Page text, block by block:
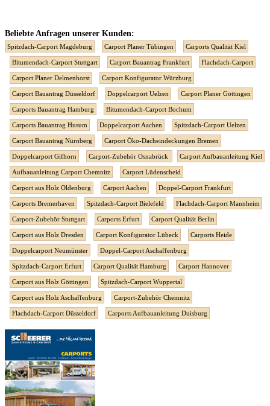
Beliebte Anfragen unserer Kunden:
Spitzdach-Carport Magdeburg Carport Planer Tübingen Carports Qualität Kiel
Bitumendach-Carport Stuttgart Carport Bauantrag Frankfurt Flachdach-Carport
Carport Planer Delmenhorst Carport Konfigurator Würzburg
Carport Bauantrag Düsseldorf Doppelcarport Uelzen Carport Planer Göttingen
Carports Bauantrag Hamburg Bitumendach-Carport Bochum
Carports Bauantrag Husum Doppelcarport Aachen Spitzdach-Carport Uelzen
Carport Bauantrag Nürnberg Carport Öko-Dacheindeckungen Bremen
Doppelcarport Gifhorn Carport-Zubehör Osnabrück Carport Aufbauanleitung Kiel
Aufbauanleitung Carport Chemnitz Carport Lüdenscheid
Carport aus Holz Oldenburg Carport Aachen Doppel-Carport Frankfurt
Carports Bremerhaven Spitzdach-Carport Bielefeld Flachdach-Carport Mannheim
Carport-Zubehör Stuttgart Carports Erfurt Carport Qualität Berlin
Carport aus Holz Dresden Carport Konfigurator Lübeck Carports Heide
Doppelcarport Neumünster Doppel-Carport Aschaffenburg
Spitzdach-Carport Erfurt Carport Qualität Hamburg Carport Hannover
Carport aus Holz Göttingen Spitzdach-Carport Wuppertal
Carport aus Holz Aschaffenburg Carport-Zubehör Chemnitz
Flachdach-Carport Düsseldorf Carports Aufbauanleitung Duisburg